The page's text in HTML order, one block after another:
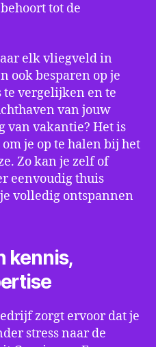
tot de
elk vliegveld in
ook besparen op je
vergelijken en te
van jouw
van vakantie? Het is
je op te halen bij het
Zo kan je zelf of
eenvoudig thuis
volledig ontspannen
kennis,
zorgt ervoor dat je
stress naar de